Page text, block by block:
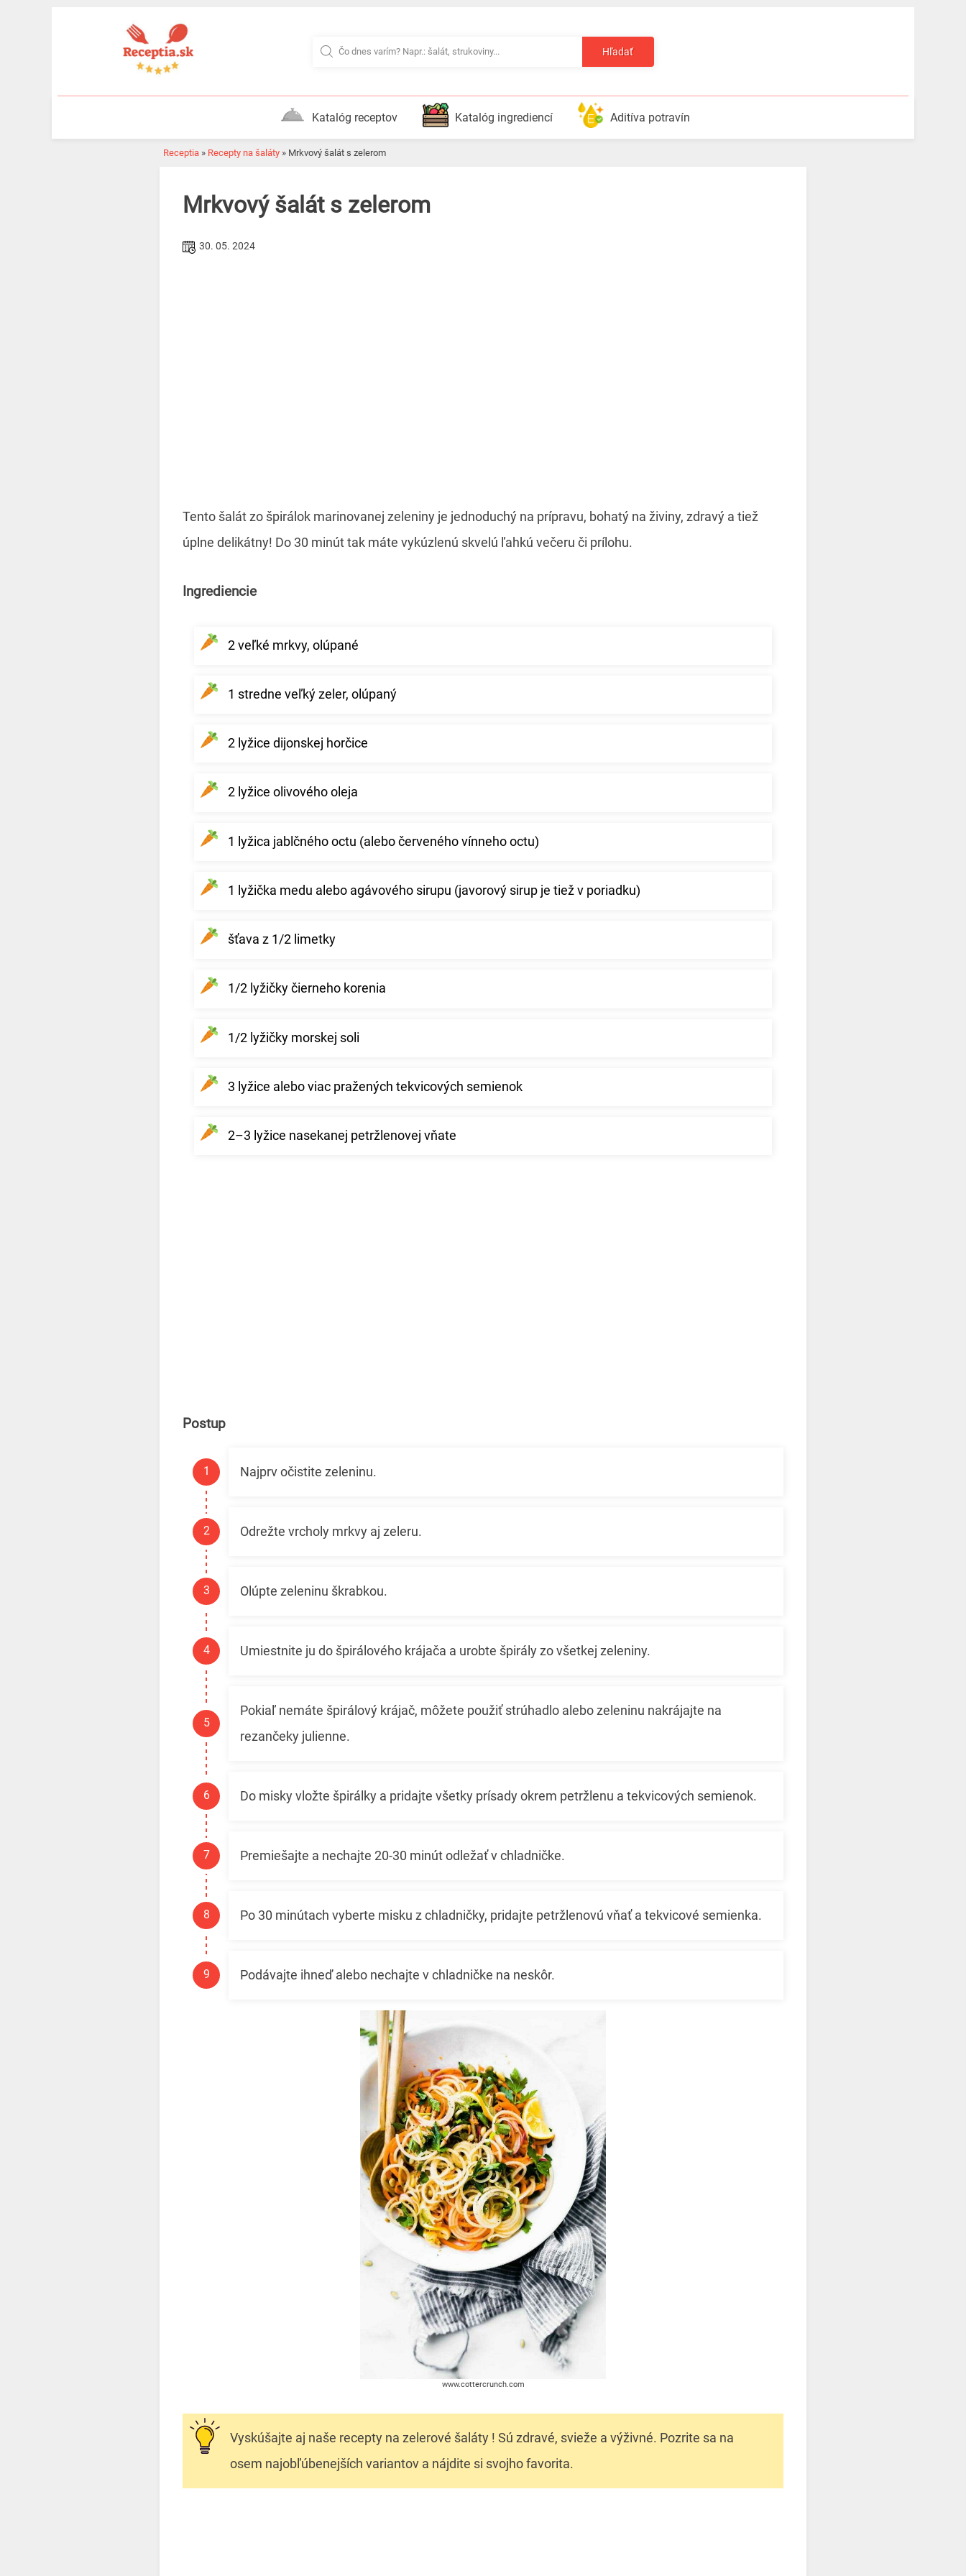
Hľadať
Katalóg receptov Katalóg ingrediencí Aditíva potravín
Receptia » Recepty na šaláty » Mrkvový šalát s zelerom
Mrkvový šalát s zelerom
30. 05. 2024
Tento šalát zo špirálok marinovanej zeleniny je jednoduchý na prípravu, bohatý na živiny, zdravý a tiež
úplne delikátny! Do 30 minút tak máte vykúzlenú skvelú ľahkú večeru či prílohu.
Ingrediencie
2 veľké mrkvy, olúpané
1 stredne veľký zeler, olúpaný
2 lyžice dijonskej horčice
2 lyžice olivového oleja
1 lyžica jablčného octu (alebo červeného vínneho octu)
1 lyžička medu alebo agávového sirupu (javorový sirup je tiež v poriadku)
šťava z 1/2 limetky
1/2 lyžičky čierneho korenia
1/2 lyžičky morskej soli
3 lyžice alebo viac pražených tekvicových semienok
2–3 lyžice nasekanej petržlenovej vňate
Postup
Najprv očistite zeleninu.
Odrežte vrcholy mrkvy aj zeleru.
Olúpte zeleninu škrabkou.
Umiestnite ju do špirálového krájača a urobte špirály zo všetkej zeleniny.
Pokiaľ nemáte špirálový krájač, môžete použiť strúhadlo alebo zeleninu nakrájajte na
rezančeky julienne.
Do misky vložte špirálky a pridajte všetky prísady okrem petržlenu a tekvicových semienok.
Premiešajte a nechajte 20-30 minút odležať v chladničke.
Po 30 minútach vyberte misku z chladničky, pridajte petržlenovú vňať a tekvicové semienka.
Podávajte ihneď alebo nechajte v chladničke na neskôr.
www.cottercrunch.com
Vyskúšajte aj naše recepty na zelerové šaláty ! Sú zdravé, svieže a výživné. Pozrite sa na
osem najobľúbenejších variantov a nájdite si svojho favorita.